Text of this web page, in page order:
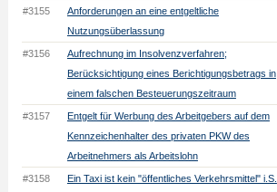
#3155
Anforderungen an eine entgeltliche
Nutzungsüberlassung
#3156
Aufrechnung im Insolvenzverfahren;
Berücksichtigung eines Berichtigungsbetrags in
einem falschen Besteuerungszeitraum
#3157
Entgelt für Werbung des Arbeitgebers auf dem
Kennzeichenhalter des privaten PKW des
Arbeitnehmers als Arbeitslohn
#3158
Ein Taxi ist kein "öffentliches Verkehrsmittel" i.S.